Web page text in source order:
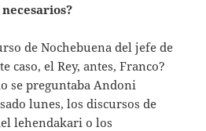
necesarios?
de Nochebuena del jefe de
caso, el Rey, antes, Franco?
se preguntaba Andoni
lunes, los discursos de
lehendakari o los